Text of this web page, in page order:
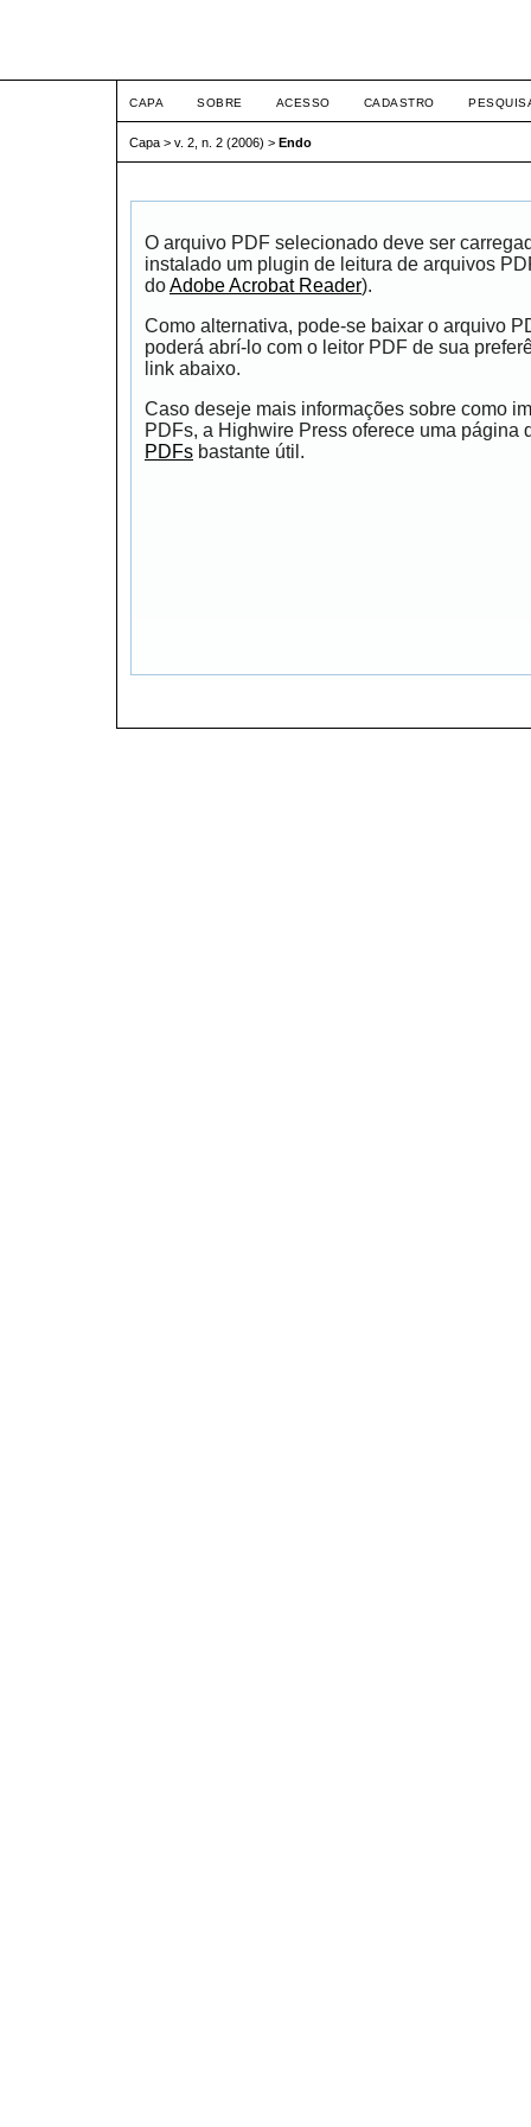
CAPA SOBRE ACESSO CADASTRO
Capa > v. 2, n. 2 (2006) > Endo
O arquivo PDF selecionado deve ser
instalado um plugin de leitura de arquivos
doAdobe Acrobat Reader).
Como alternativa, pode-se baixar o arquivo
poderá abrí-lo com o leitor PDF de sua
link abaixo.
Caso deseje mais informações sobre como
PDFs, a Highwire Press oferece uma página
PDFs bastante útil.